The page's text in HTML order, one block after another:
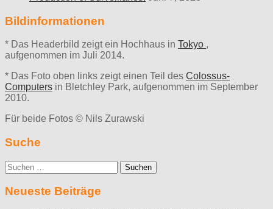
Bildinformationen
* Das Headerbild zeigt ein Hochhaus in Tokyo ,
aufgenommen im Juli 2014.
* Das Foto oben links zeigt einen Teil des Colossus-
Computers in Bletchley Park, aufgenommen im September
2010.
Für beide Fotos © Nils Zurawski
Suche
Suche
nach:
Neueste Beiträge